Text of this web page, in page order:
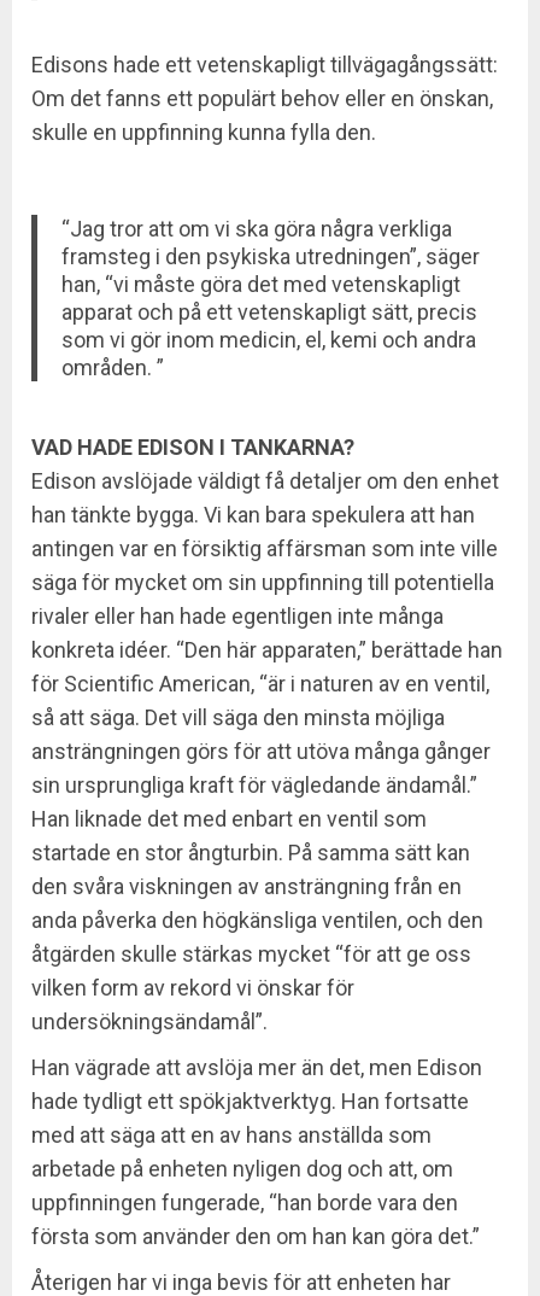
Edisons hade ett vetenskapligt tillvägagångssätt:
Om det fanns ett populärt behov eller en önskan,
skulle en uppfinning kunna fylla den.
“Jag tror att om vi ska göra några verkliga
framsteg i den psykiska utredningen”, säger
han, “vi måste göra det med vetenskapligt
apparat och på ett vetenskapligt sätt, precis
som vi gör inom medicin, el, kemi och andra
områden. ”
VAD HADE EDISON I TANKARNA?
Edison avslöjade väldigt få detaljer om den enhet
han tänkte bygga. Vi kan bara spekulera att han
antingen var en försiktig affärsman som inte ville
säga för mycket om sin uppfinning till potentiella
rivaler eller han hade egentligen inte många
konkreta idéer. “Den här apparaten,” berättade han
för Scientific American, “är i naturen av en ventil,
så att säga. Det vill säga den minsta möjliga
ansträngningen görs för att utöva många gånger
sin ursprungliga kraft för vägledande ändamål.”
Han liknade det med enbart en ventil som
startade en stor ångturbin. På samma sätt kan
den svåra viskningen av ansträngning från en
anda påverka den högkänsliga ventilen, och den
åtgärden skulle stärkas mycket “för att ge oss
vilken form av rekord vi önskar för
undersökningsändamål”.
Han vägrade att avslöja mer än det, men Edison
hade tydligt ett spökjaktverktyg. Han fortsatte
med att säga att en av hans anställda som
arbetade på enheten nyligen dog och att, om
uppfinningen fungerade, “han borde vara den
första som använder den om han kan göra det.”
Återigen har vi inga bevis för att enheten har